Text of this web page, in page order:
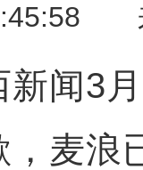
闻3月
，麦浪